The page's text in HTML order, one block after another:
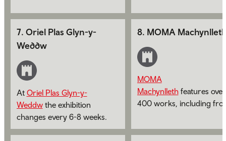
7. Oriel Plas Glyn-y-
Weddw
At Oriel Plas Glyn-y-
Weddwthe exhibition
changes every 6-8 weeks.
8. MOMA
MOMA
Machynllethfeatures over
400 works, including